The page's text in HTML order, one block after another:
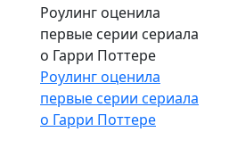
Роулинг оценила
первые серии сериала
о Гарри Поттере